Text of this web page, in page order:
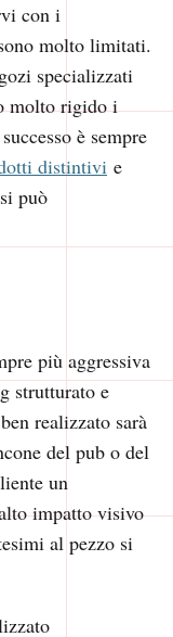
con i
molto limitati.
specializzati
molto rigido i
è sempre
distintivi e
può
più aggressiva
strutturato e
realizzato sarà
del pub o del
un
impatto visivo
al pezzo si